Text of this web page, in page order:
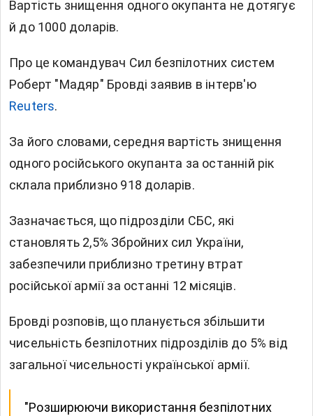
Вартість знищення одного окупанта не дотягує
й до 1000 доларів.
Про це командувач Сил безпілотних систем
Роберт "Мадяр" Бровді заявив в інтерв'ю
Reuters.
За його словами, середня вартість знищення
одного російського окупанта за останній рік
склала приблизно 918 доларів.
Зазначається, що підрозділи СБС, які
становлять 2,5% Збройних сил України,
забезпечили приблизно третину втрат
російської армії за останні 12 місяців.
Бровді розповів, що планується збільшити
чисельність безпілотних підрозділів до 5% від
загальної чисельності української армії.
"Розширюючи використання безпілотних